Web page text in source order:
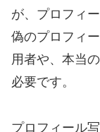
が、プロフィ
偽のプロフィ
用者や、本当
必要です。
プロフィール